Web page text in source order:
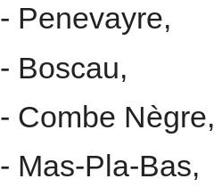
- Penevayre,
- Boscau,
- Combe Nègre,
- Mas-Pla-Bas,